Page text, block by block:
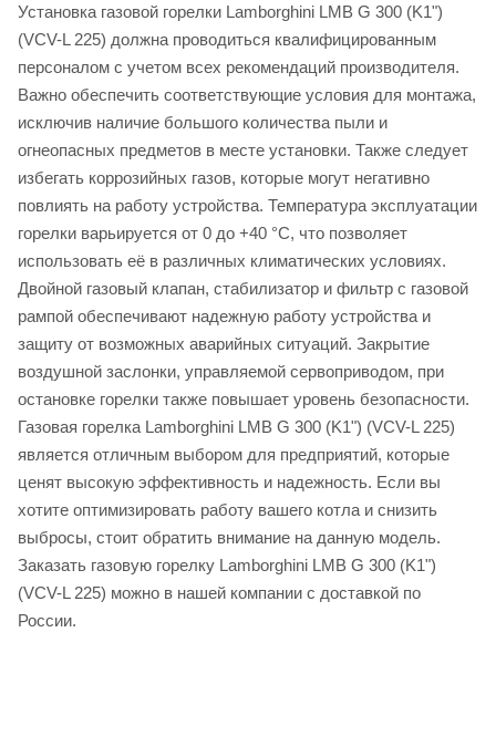
Установка газовой горелки Lamborghini LMB G 300 (K1")
(VCV-L 225) должна проводиться квалифицированным
персоналом с учетом всех рекомендаций производителя.
Важно обеспечить соответствующие условия для монтажа,
исключив наличие большого количества пыли и
огнеопасных предметов в месте установки. Также следует
избегать коррозийных газов, которые могут негативно
повлиять на работу устройства. Температура эксплуатации
горелки варьируется от 0 до +40 °C, что позволяет
использовать её в различных климатических условиях.
Двойной газовый клапан, стабилизатор и фильтр с газовой
рампой обеспечивают надежную работу устройства и
защиту от возможных аварийных ситуаций. Закрытие
воздушной заслонки, управляемой сервоприводом, при
остановке горелки также повышает уровень безопасности.
Газовая горелка Lamborghini LMB G 300 (K1") (VCV-L 225)
является отличным выбором для предприятий, которые
ценят высокую эффективность и надежность. Если вы
хотите оптимизировать работу вашего котла и снизить
выбросы, стоит обратить внимание на данную модель.
Заказать газовую горелку Lamborghini LMB G 300 (K1")
(VCV-L 225) можно в нашей компании с доставкой по
России.